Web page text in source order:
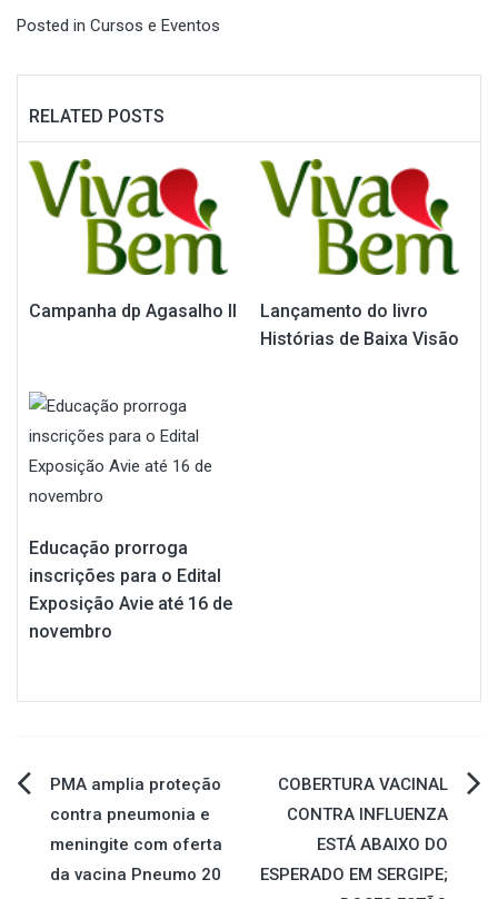
Posted in Cursos e Eventos
RELATED POSTS
Campanha dp Agasalho II
Lançamento do livro
Histórias de Baixa Visão
Educação prorroga
inscrições para o Edital
Exposição Avie até 16 de
novembro
Navegação
de
PMA amplia proteção
contra pneumonia e
meningite com oferta
da vacina Pneumo 20
COBERTURA VACINAL
CONTRA INFLUENZA
ESTÁ ABAIXO DO
ESPERADO EM SERGIPE;